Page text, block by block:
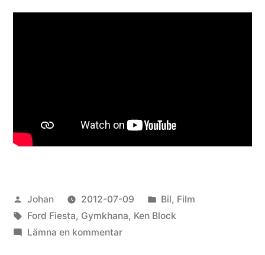
Publicerat
av
Johan 2012-07-09
Publicerat
i
Bil, Film
Etiketter:
Ford Fiesta, Gymkhana, Ken Block
Lämna en kommentartill